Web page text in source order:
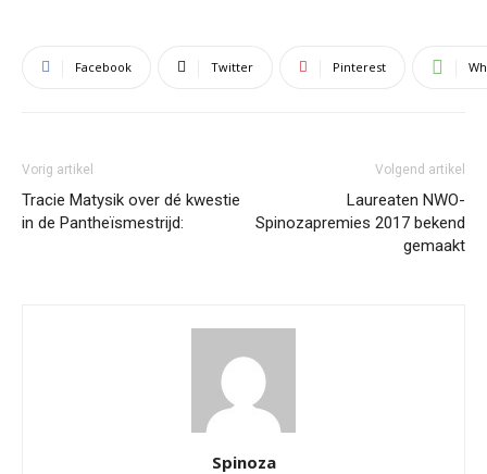
Facebook Twitter Pinterest
Vorig artikel
Tracie Matysik over dé kwestie
in de Pantheïsmestrijd:
Volgend artikel
Laureaten NWO-
Spinozapremies 2017 bekend
gemaakt
Spinoza